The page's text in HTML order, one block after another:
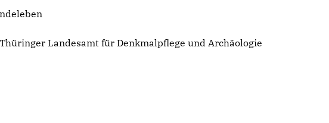
Landesamt für Denkmalpflege und Archäologie